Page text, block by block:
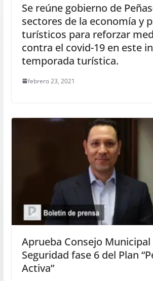
Se reúne gobierno de
sectores de la economía y
turísticos para reforzar
contra el covid-19 en este
temporada turística.
febrero 23, 2021
Aprueba Consejo Municipal
Seguridad fase 6 del Plan
Activa”